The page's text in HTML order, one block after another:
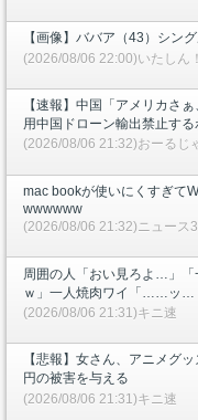
【画像】ババア（43）シン
(2026/08/06 22:00)いたしん！
【速報】中国「アメリカさ
用中国ドローン輸出禁止する
(2026/08/06 21:32)おーるじ
mac bookが使いにくすぎて
wwwwww
(2026/08/06 21:32)ニュース
周囲の人「おい見ろよ…」
ｗ」一人焼肉ワイ「……ッ…
(2026/08/06 21:31)キニ速
【悲報】女さん、アニメグ
円の被害を与える
(2026/08/06 21:31)キニ速